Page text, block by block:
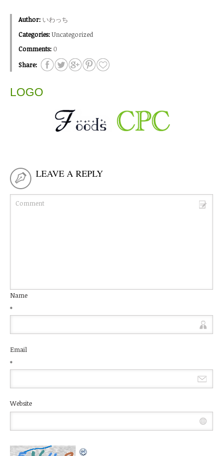
Author: いわっち
Categories:Uncategorized
Comments: 0
Share:
LOGO
LEAVE A REPLY
Name
*
Email
*
Website